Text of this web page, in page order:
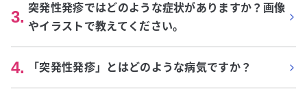
3. 突発性発疹ではどのような症状がありますか？画像
やイラストで教えてください。
4. 「突発性発疹」とはどのような病気ですか？